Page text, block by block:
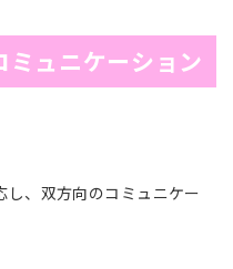
ュニケーション
、双方向のコミュニケー